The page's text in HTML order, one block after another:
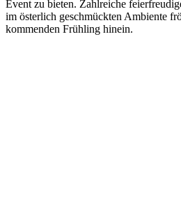
Event zu bieten. Zahlreiche
im österlich geschmückten Ambiente
kommenden Frühling hinein.